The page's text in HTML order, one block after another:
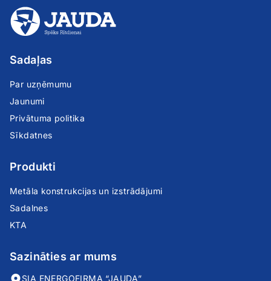
Sadaļas
Par uzņēmumu
Jaunumi
Privātuma politika
Sīkdatnes
Produkti
Metāla konstrukcijas un izstrādājumi
Sadalnes
KTA
Sazināties ar mums
SIA ENERGOFIRMA “JAUDA”